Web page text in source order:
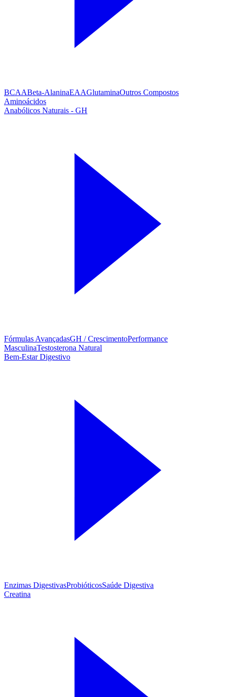
BCAABeta-AlaninaEAAGlutaminaOutros Compostos
Aminoácidos
Anabólicos Naturais - GH
Fórmulas AvançadasGH / CrescimentoPerformance
MasculinaTestosterona Natural
Bem-Estar Digestivo
Enzimas DigestivasProbióticosSaúde Digestiva
Creatina